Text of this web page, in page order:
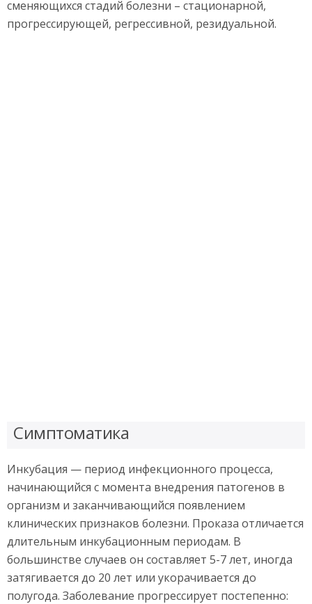
сменяющихся стадий болезни – стационарной,
прогрессирующей, регрессивной, резидуальной.
Симптоматика
Инкубация — период инфекционного процесса,
начинающийся с момента внедрения патогенов в
организм и заканчивающийся появлением
клинических признаков болезни. Проказа отличается
длительным инкубационным периодам. В
большинстве случаев он составляет 5-7 лет, иногда
затягивается до 20 лет или укорачивается до
полугода. Заболевание прогрессирует постепенно: